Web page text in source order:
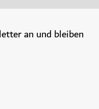
an und bleiben